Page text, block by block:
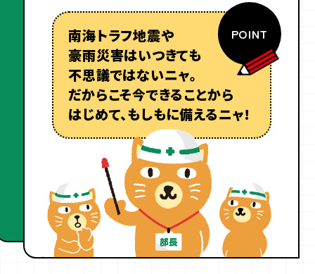
POINT
南海トラフ地震や
豪雨災害はいつきても
不思議ではないニャ。
だからこそ今できることから
はじめて、もしもに備えるニャ!